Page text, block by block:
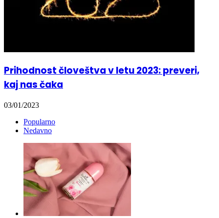
Prihodnost človeštva v letu 2023: preveri,
kaj nas čaka
03/01/2023
Popularno
Nedavno